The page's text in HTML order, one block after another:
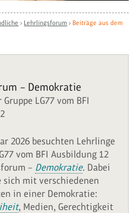
› Lehrlingsforum › Beiträge aus dem
– Demokratie
LG77 vom BFI
2026 besuchten Lehrlinge
vom BFI Ausbildung 12
– Demokratie. Dabei
sich mit verschiedenen
in einer Demokratie:
, Medien, Gerechtigkeit